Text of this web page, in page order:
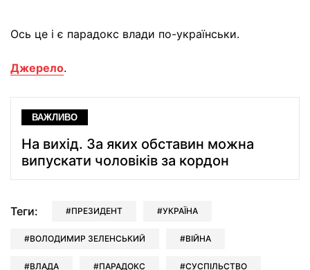
Ось це і є парадокс влади по-українськи.
Джерело.
ВАЖЛИВО
На вихід. За яких обставин можна
випускати чоловіків за кордон
Теги: ПРЕЗИДЕНТ УКРАЇНА
ВОЛОДИМИР ЗЕЛЕНСЬКИЙ ВІЙНА
ВЛАДА ПАРАДОКС СУСПІЛЬСТВО